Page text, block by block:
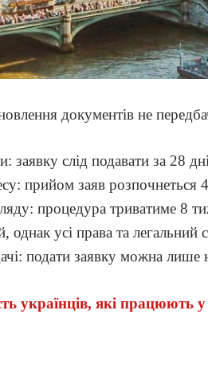
документів не
заявку слід подавати за 28
прийом заяв розпочнеться
процедура триватиме 8
однак усі права та
подати заявку можна лише
українців, які працюють